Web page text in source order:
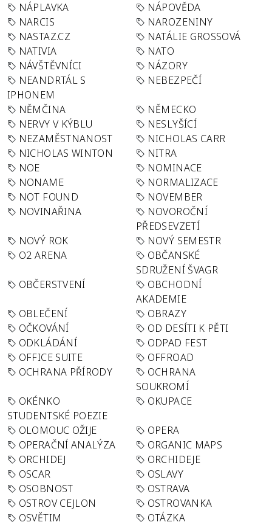
NÁPLAVKA
NÁPOVĚDA
NARCIS
NAROZENINY
NASTAZ.CZ
NATÁLIE GROSSOVÁ
NATIVIA
NATO
NÁVŠTĚVNÍCI
NÁZORY
NEANDRTÁL S
IPHONEM
NEBEZPEČÍ
NĚMČINA
NĚMECKO
NERVY V KÝBLU
NESLYŠÍCÍ
NEZAMĚSTNANOST
NICHOLAS CARR
NICHOLAS WINTON
NITRA
NOE
NOMINACE
NONAME
NORMALIZACE
NOT FOUND
NOVEMBER
NOVINAŘINA
NOVOROČNÍ
PŘEDSEVZETÍ
NOVÝ ROK
NOVÝ SEMESTR
O2 ARENA
OBČANSKÉ
SDRUŽENÍ ŠVAGR
OBČERSTVENÍ
OBCHODNÍ
AKADEMIE
OBLEČENÍ
OBRAZY
OČKOVÁNÍ
OD DESÍTI K PĚTI
ODKLÁDÁNÍ
ODPAD FEST
OFFICE SUITE
OFFROAD
OCHRANA PŘÍRODY
OCHRANA
SOUKROMÍ
OKÉNKO
STUDENTSKÉ POEZIE
OKUPACE
OLOMOUC OŽIJE
OPERA
OPERAČNÍ ANALÝZA
ORGANIC MAPS
ORCHIDEJ
ORCHIDEJE
OSCAR
OSLAVY
OSOBNOST
OSTRAVA
OSTROV CEJLON
OSTROVANKA
OSVĚTIM
OTÁZKA